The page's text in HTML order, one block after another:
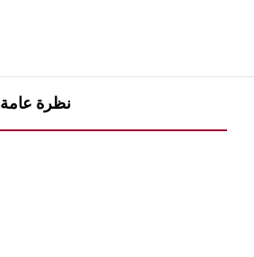
نظرة عامة